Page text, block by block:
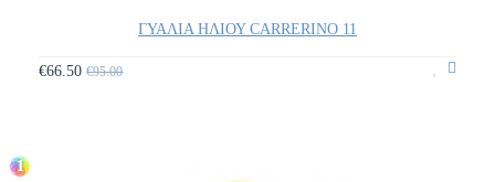
ΓΥΑΛΙΑ ΗΛΙΟΥ CARRERINO 11
€66.50€95.00
1